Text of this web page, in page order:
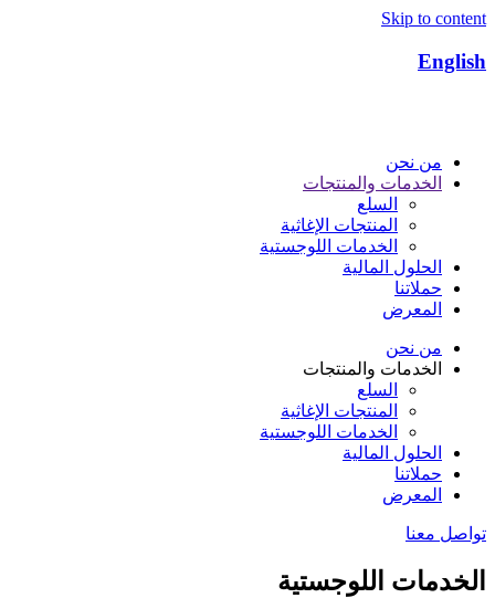
Skip to content
English
من نحن
الخدمات والمنتجات
السلع
المنتجات الإغاثية​
الخدمات اللوجستية​
الحلول المالية
حملاتنا
المعرض
من نحن
الخدمات والمنتجات
السلع
المنتجات الإغاثية​
الخدمات اللوجستية​
الحلول المالية
حملاتنا
المعرض
تواصل معنا
الخدمات اللوجستية